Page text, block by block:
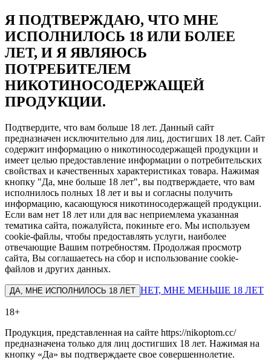
Я ПОДТВЕРЖДАЮ, ЧТО МНЕ
ИСПОЛНИЛОСЬ 18 ИЛИ БОЛЕЕ
ЛЕТ, И Я ЯВЛЯЮСЬ
ПОТРЕБИТЕЛЕМ
НИКОТИНОСОДЕРЖАЩЕЙ
ПРОДУКЦИИ.
Подтвердите, что вам больше 18 лет. Данный сайт
предназначен исключительно для лиц, достигших 18 лет. Сайт
содержит информацию о никотиносодержащей продукции и
имеет целью предоставление информации о потребительских
свойствах и качественных характеристиках товара. Нажимая
кнопку "Да, мне больше 18 лет", вы подтверждаете, что вам
исполнилось полных 18 лет и вы и согласны получить
информацию, касающуюся никотиносодержащей продукции.
Если вам нет 18 лет или для вас неприемлема указанная
тематика сайта, пожалуйста, покиньте его. Мы используем
cookie-файлы, чтобы предоставлять услуги, наиболее
отвечающие Вашим потребностям. Продолжая просмотр
сайта, Вы соглашаетесь на сбор и использование cookie-
файлов и других данных.
ДА, МНЕ ИСПОЛНИЛОСЬ 18 ЛЕТ НЕТ, МНЕ МЕНЬШЕ 18 ЛЕТ
18+
Продукция, представленная на сайте https://nikoptom.cc/
предназначена только для лиц достигших 18 лет. Нажимая на
кнопку «Да» вы подтверждаете свое совершеннолетие.